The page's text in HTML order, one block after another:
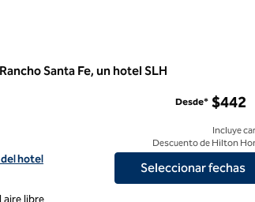
Rancho Santa Fe, un hotel SLH
hotel The Inn at Rancho Santa Fe, an SLH Hotel
hotel
Desde* $442
Incluye
Descuento de Hilton
Seleccionar fechas